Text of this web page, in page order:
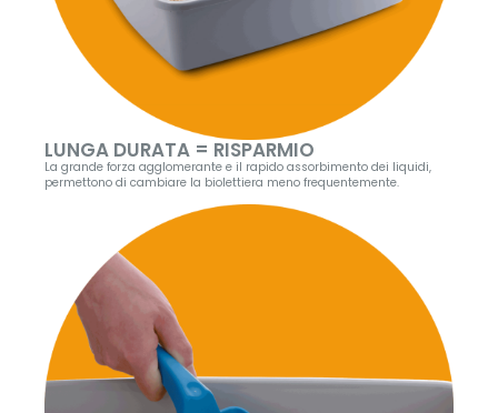
LUNGA DURATA = RISPARMIO
La grande forza agglomerante e il rapido assorbimento dei liquidi,
permettono di cambiare la biolettiera meno frequentemente.